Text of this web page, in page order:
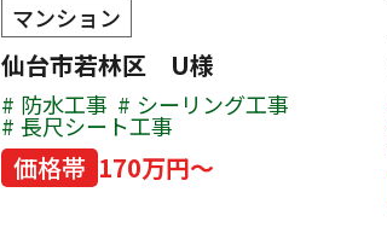
マンション
仙台市若林区 U様
防水工事 シーリング工事
長尺シート工事
価格帯 170万円～